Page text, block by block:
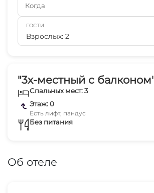
"3х-местный с
Спальных мест: 3
Этаж: 0
Есть лифт, пандус
Без питания
Об отеле
Когда
ГОСТИ
Взрослых: 2